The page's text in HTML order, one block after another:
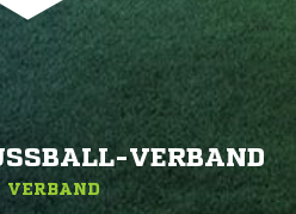
VERBAND
VERBAND